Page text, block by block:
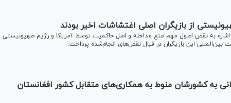
از بازیگران اصلی اغتشاشات اخیر بودند
اشاره به نقض اصول مهم منع مداخله و اصل حاکمیت توسط آمریکا و رژیم صهیونیستی
بین‌المللی این بازیگران در قبال نقض‌های انجام‌شده پرداخت.
به کشورشان منوط به همکاری‌های متقابل کشور افغانستان